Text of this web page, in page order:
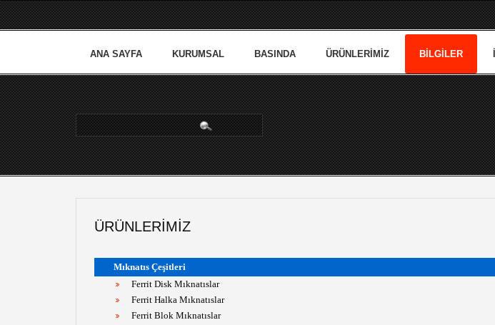
ANA SAYFA KURUMSAL BASINDA ÜRÜNLERIMIZ BILGILER
arama...
ÜRÜNLERIMIZ
Mıknatıs Çeşitleri
Ferrit Disk Mıknatıslar
Ferrit Halka Mıknatıslar
Ferrit Blok Mıknatıslar